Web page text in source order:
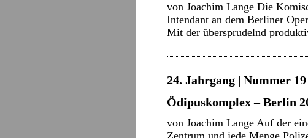
von Joachim Lange Die
Intendant an dem Berliner
Mit der übersprudelnd
24. Jahrgang | Nummer 19
Ödipuskomplex – Berlin
von Joachim Lange Auf der
Zentrum und jede Menge